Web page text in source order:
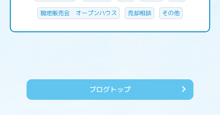
現地販売会 オープンハウス 売却相談 その他
ブログトップ